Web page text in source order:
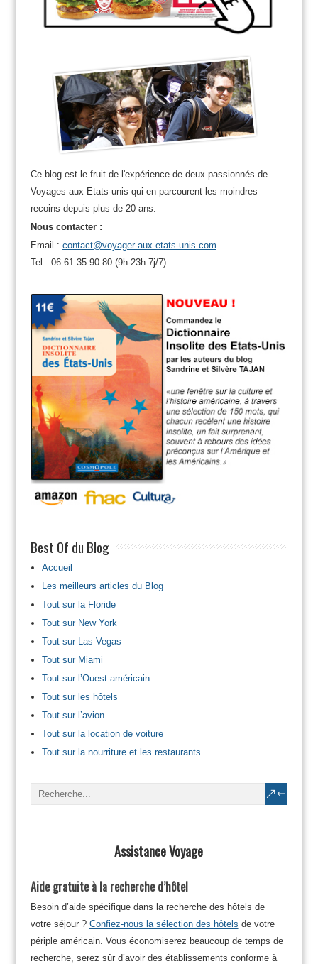
Ce blog est le fruit de l'expérience de deux passionnés de
Voyages aux Etats-unis qui en parcourent les moindres
recoins depuis plus de 20 ans.
Nous contacter :
Email : contact@voyager-aux-etats-unis.com
Tel : 06 61 35 90 80 (9h-23h 7j/7)
Best Of du Blog
Accueil
Les meilleurs articles du Blog
Tout sur la Floride
Tout sur New York
Tout sur Las Vegas
Tout sur Miami
Tout sur l’Ouest américain
Tout sur les hôtels
Tout sur l’avion
Tout sur la location de voiture
Tout sur la nourriture et les restaurants
Assistance Voyage
Aide gratuite à la recherche d’hôtel
Besoin d’aide spécifique dans la recherche des hôtels de
votre séjour ? Confiez-nous la sélection des hôtels de votre
périple américain. Vous économiserez beaucoup de temps de
recherche, serez sûr d’avoir des établissements conforme à